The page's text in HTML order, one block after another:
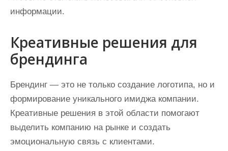
информации.
Креативные решения для
брендинга
Брендинг — это не только создание логотипа, но и
формирование уникального имиджа компании.
Креативные решения в этой области помогают
выделить компанию на рынке и создать
эмоциональную связь с клиентами.